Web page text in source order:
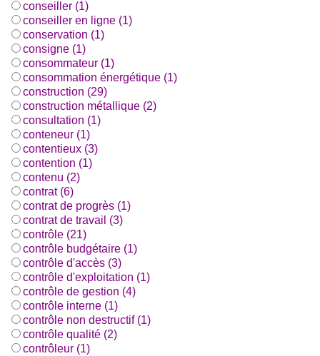
conseiller (1)
conseiller en ligne (1)
conservation (1)
consigne (1)
consommateur (1)
consommation énergétique (1)
construction (29)
construction métallique (2)
consultation (1)
conteneur (1)
contentieux (3)
contention (1)
contenu (2)
contrat (6)
contrat de progrès (1)
contrat de travail (3)
contrôle (21)
contrôle budgétaire (1)
contrôle d'accès (3)
contrôle d'exploitation (1)
contrôle de gestion (4)
contrôle interne (1)
contrôle non destructif (1)
contrôle qualité (2)
contrôleur (1)